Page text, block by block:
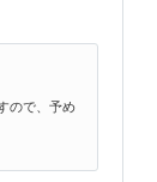
ので、予め